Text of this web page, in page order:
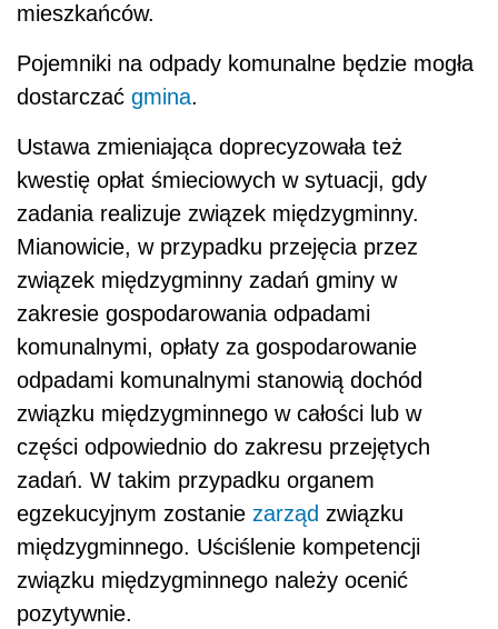
mieszkańców.
Pojemniki na odpady komunalne będzie mogła
dostarczać gmina.
Ustawa zmieniająca doprecyzowała też
kwestię opłat śmieciowych w sytuacji, gdy
zadania realizuje związek międzygminny.
Mianowicie, w przypadku przejęcia przez
związek międzygminny zadań gminy w
zakresie gospodarowania odpadami
komunalnymi, opłaty za gospodarowanie
odpadami komunalnymi stanowią dochód
związku międzygminnego w całości lub w
części odpowiednio do zakresu przejętych
zadań. W takim przypadku organem
egzekucyjnym zostanie zarząd związku
międzygminnego. Uściślenie kompetencji
związku międzygminnego należy ocenić
pozytywnie.